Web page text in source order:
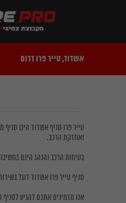
אשדוד, טייר פרו דרום
טייר פרו סניף אשדוד הינו
ואחזקת הרכב.
בטיחות הרכב והנהג הינם
סניף טייר פרו אשדוד דוגל
אנו מזמינים אתכם להגיע